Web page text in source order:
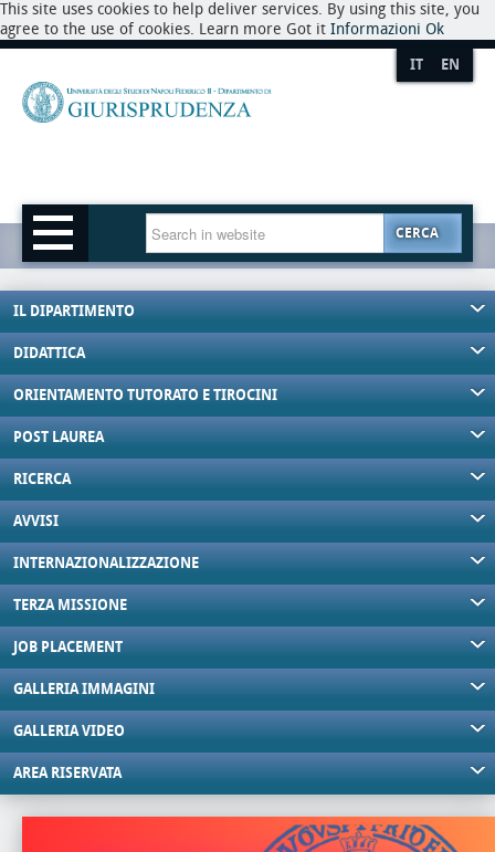
This site uses cookies to help deliver services. By using this site, you
agree to the use of cookies. Learn more Got it Informazioni Ok
IT EN
CERCA
IL DIPARTIMENTO
DIDATTICA
ORIENTAMENTO TUTORATO E TIROCINI
POST LAUREA
RICERCA
AVVISI
INTERNAZIONALIZZAZIONE
TERZA MISSIONE
JOB PLACEMENT
GALLERIA IMMAGINI
GALLERIA VIDEO
AREA RISERVATA